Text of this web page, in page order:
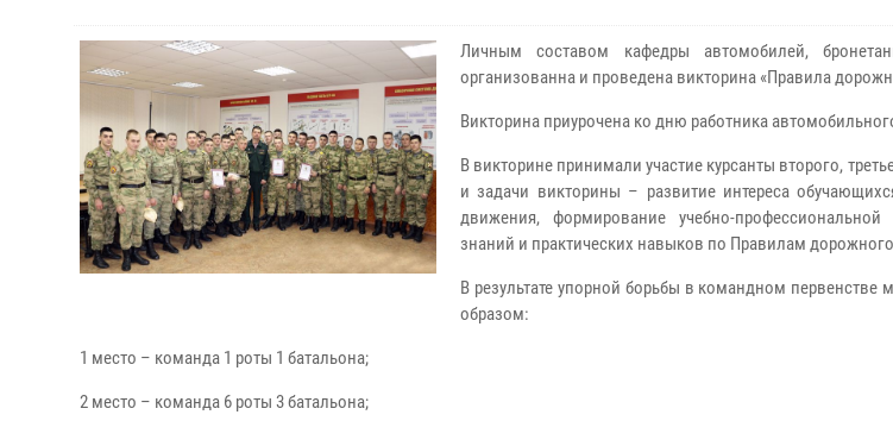
Личным составом кафедры автомобилей,
организованна и проведена викторина «Правила
Викторина приурочена ко дню работника
В викторине принимали участие курсанты второго,
и задачи викторины – развитие интереса
движения, формирование учебно-
знаний и практических навыков по Правилам
В результате упорной борьбы в командном
образом:
1 место – команда 1 роты 1 батальона;
2 место – команда 6 роты 3 батальона;